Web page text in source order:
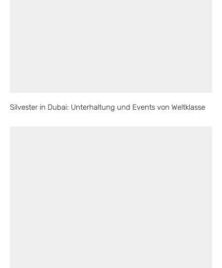
Silvester in Dubai: Unterhaltung und Events von Weltklasse